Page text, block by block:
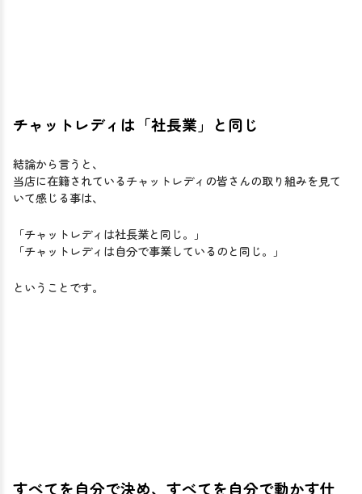
チャットレディは「社長業」と同じ
結論から言うと、
当店に在籍されているチャットレディの皆さんの取り組みを見て
いて感じる事は、
「チャットレディは社長業と同じ。」
「チャットレディは自分で事業しているのと同じ。」
ということです。
すべてを自分で決め、すべてを自分で動かす仕